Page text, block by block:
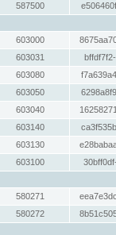
587500
603000
603031
603080
603050
603040
603140
603130
603100
580271
580272